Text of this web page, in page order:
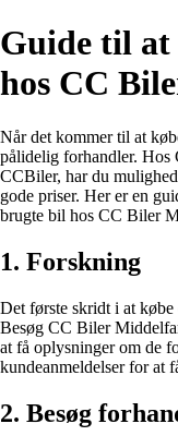
Guide til
hos CC
Når det kommer til at
pålidelig forhandler. Hos
CCBiler, har du
gode priser. Her er en
brugte bil hos CC Biler
1. Forskning
Det første skridt i at
Besøg CC Biler
at få oplysninger om de
kundeanmeldelser for at
2. Besøg